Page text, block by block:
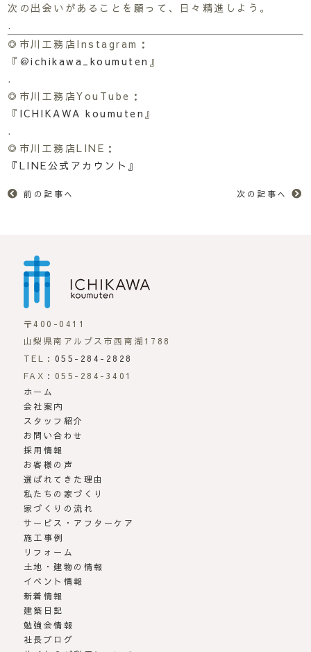
次の出会いがあることを願って、日々精進しよう。
.
◎市川工務店Instagram：
『 ＠ichikawa_koumuten 』
.
◎市川工務店YouTube：
『 ICHIKAWA koumuten 』
.
◎市川工務店LINE：
『LINE公式アカウント』
前の記事へ 次の記事へ
〒400-0411
山梨県南アルプス市西南湖1788
TEL： 055-284-2828
FAX：055-284-3401
ホーム
会社案内
スタッフ紹介
お問い合わせ
採用情報
お客様の声
選ばれてきた理由
私たちの家づくり
家づくりの流れ
サービス・アフターケア
施工事例
リフォーム
土地・建物の情報
イベント情報
新着情報
建築日記
勉強会情報
社長ブログ